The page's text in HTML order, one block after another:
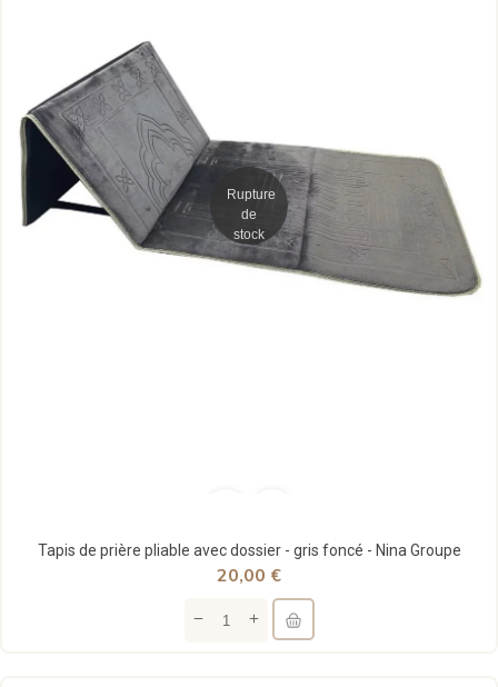
Rupture
de
stock
Tapis de prière pliable avec dossier - gris foncé - Nina Groupe
20,00 €